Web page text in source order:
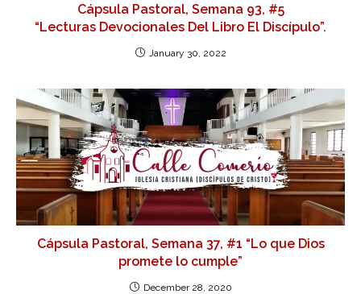
Cápsula Pastoral, Semana 93, #5
“Lecturas Devocionales Del Libro El Discípulo”.
January 30, 2022
Cápsula Pastoral, Semana 37, #1 “Lo que Dios
promete lo cumple”
December 28, 2020